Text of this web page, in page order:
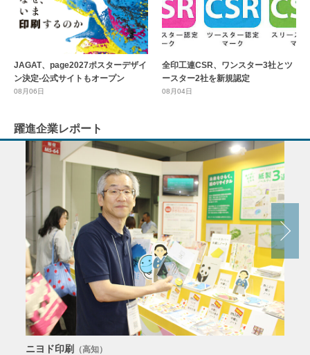
JAGAT、page2027ポスターデザイ
ン決定-公式サイトもオープン
08月06日
全印工連CSR、ワンスター3社とツ
ースター2社を新規認定
08月04日
躍進企業レポート
ニヨド印刷 （高知）